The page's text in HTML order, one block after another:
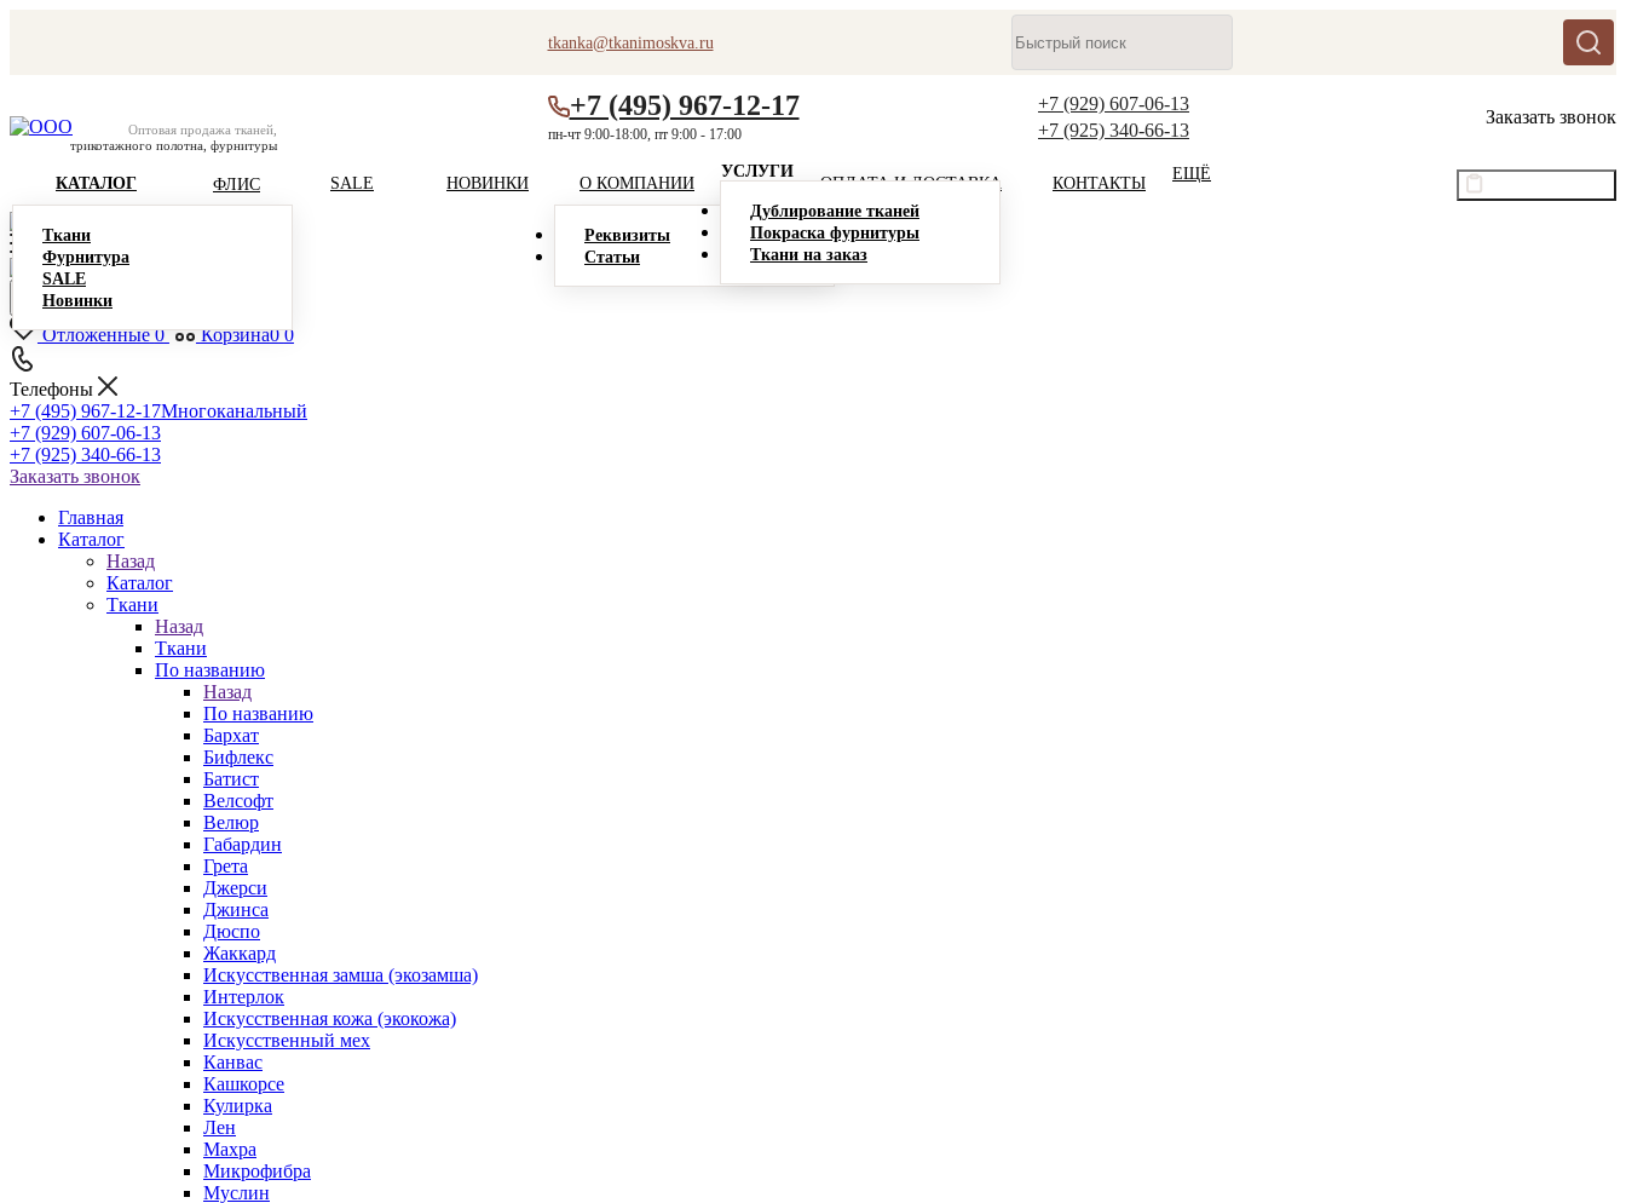
tkanka@tkanimoskva.ru
Оптовая продажа тканей,
трикотажного полотна, фурнитуры
+7 (495) 967-12-17
пн-чт 9:00-18:00, пт 9:00 - 17:00
+7 (929) 607-06-13
+7 (925) 340-66-13
Заказать звонок
КАТАЛОГ
Ткани
Фурнитура
SALE
Новинки
ФЛИС SALE НОВИНКИ О КОМПАНИИ
Реквизиты
Статьи
УСЛУГИ
Дублирование тканей
Покраска фурнитуры
Ткани на заказ
ОПЛАТА И ДОСТАВКА КОНТАКТЫ
ЕЩЁ
Отложенные 0 Корзина0 0
Телефоны
+7 (495) 967-12-17Многоканальный
+7 (929) 607-06-13
+7 (925) 340-66-13
Заказать звонок
Главная
Каталог
Назад
Каталог
Ткани
Назад
Ткани
По названию
Назад
По названию
Бархат
Бифлекс
Батист
Велсофт
Велюр
Габардин
Грета
Джерси
Джинса
Дюспо
Жаккард
Искусственная замша (экозамша)
Интерлок
Искусственная кожа (экокожа)
Искусственный мех
Канвас
Кашкорсе
Кулирка
Лен
Махра
Микрофибра
Муслин